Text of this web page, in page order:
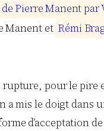
de PierreManentpar
Manent et Rémi Bra
pour le
a mis le doigt dans
d’acceptation